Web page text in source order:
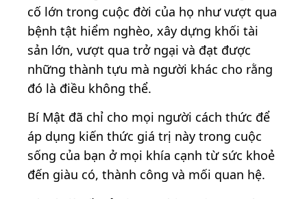
cố lớn trong cuộc đời của họ như vượt qua
bệnh tật hiểm nghèo, xây dựng khối tài
sản lớn, vượt qua trở ngại và đạt được
những thành tựu mà người khác cho rằng
đó là điều không thể.
Bí Mật đã chỉ cho mọi người cách thức để
áp dụng kiến thức giá trị này trong cuộc
sống của bạn ở mọi khía cạnh từ sức khoẻ
đến giàu có, thành công và mối quan hệ.